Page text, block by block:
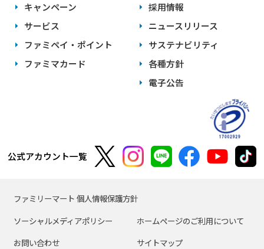
キャンペーン
サービス
ファミペイ・ポイント
ファミマカード
採用情報
ニュースリリース
サステナビリティ
各種方針
電子公告
公式アカウント一覧
ファミリーマート 個人情報保護方針
ソーシャルメディアポリシー
ホームページのご利用について
お問い合わせ
サイトマップ